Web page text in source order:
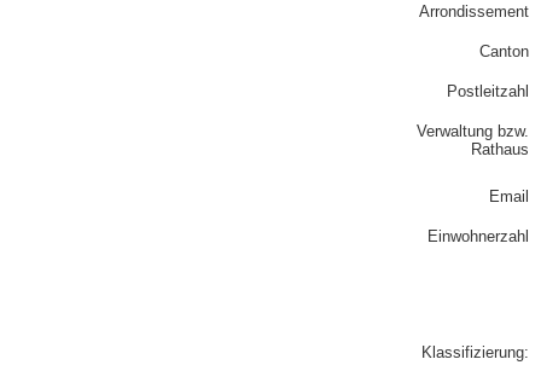
Arrondissement
Canton
Postleitzahl
Verwaltung bzw.
Rathaus
Email
Einwohnerzahl
Klassifizierung: